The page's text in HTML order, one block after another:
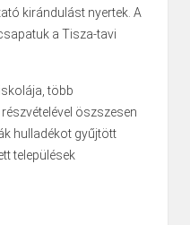
kirándulást nyertek. A
a Tisza-tavi
több
öszszesen
hulladékot gyűjtött
települések